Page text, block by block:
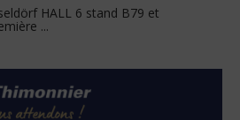
HALL 6 stand B79 et
...